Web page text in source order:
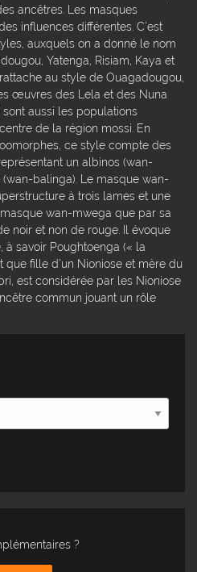
ancêtres. Les masques
influences différentes. C’est
auxquels on a donné le nom
Yatenga, Risiam, Kaya et
au style de Ouagadougou,
œuvres des Lela et des Nuna
aussi les populations
de la région mossi. En
ce style compte des
un albinos (wan-
balinga). Le masque wan-
à trois lames et une
wan-mwega que par sa
noir et non de rouge. Il évoque
à savoir Poughtoenga (« la
fille d’un Nioniose et mère du
est considérée par les Nioniose
commun jouant un rôle
?